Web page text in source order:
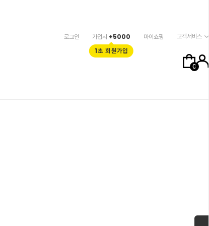
0
로그인 가입시 +5000
1초 회원가입
마이쇼핑 고객서비스